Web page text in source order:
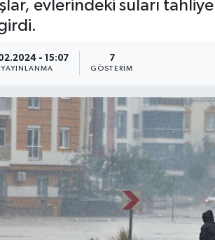
evlerindeki suları
- 15:07
YAYINLANMA
7
GÖSTERIM